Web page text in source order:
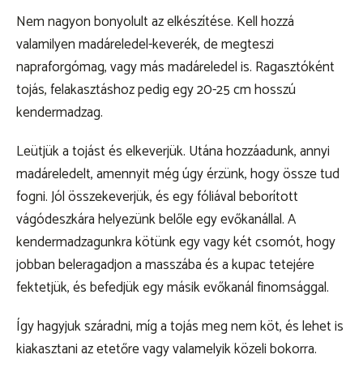
szmcs.sk
Nem nagyon bonyolult az elkészítése. Kell hozzá
valamilyen madáreledel-keverék, de megteszi
napraforgómag, vagy más madáreledel is. Ragasztóként
tojás, felakasztáshoz pedig egy 20-25 cm hosszú
kendermadzag.
Leütjük a tojást és elkeverjük. Utána hozzáadunk, annyi
madáreledelt, amennyit még úgy érzünk, hogy össze tud
fogni. Jól összekeverjük, és egy fóliával beborított
vágódeszkára helyezünk belőle egy evőkanállal. A
kendermadzagunkra kötünk egy vagy két csomót, hogy
jobban beleragadjon a masszába és a kupac tetejére
fektetjük, és befedjük egy másik evőkanál finomsággal.
Így hagyjuk száradni, míg a tojás meg nem köt, és lehet is
kiakasztani az etetőre vagy valamelyik közeli bokorra.